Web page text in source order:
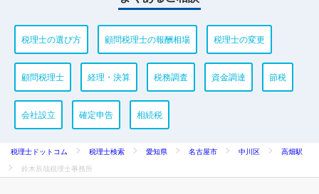
税理士の選び方 顧問税理士の報酬相場 税理士の変更
顧問税理士 経理・決算 税務調査 資金調達 節税
会社設立 確定申告 相続税
税理士ドットコム 税理士検索 愛知県 名古屋市 中川区
高畑駅
鈴木辰哉税理士事務所